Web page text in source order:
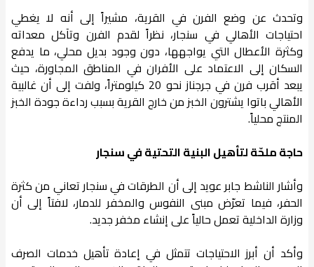
وتحدث عن وضع الفرن في القرية، مشيراً إلى أنه لا يغطي
احتياجات الأهالي في سنجار، نظراً لقدم الفرن وتآكل معداته
وكثرة الأعطال التي يواجهها، دون وجود بديل محلي، ما يدفع
السكان إلى الاعتماد على الأفران في المناطق المجاورة، حيث
يبعد أقرب فرن في جرجناز نحو 20 كيلومتراً، ولفت إلى أن غالبية
الأهالي باتوا يشترون الخبز من خارج القرية بسبب رداءة جودة الخبز
المنتج محلياً.
حاجة ملحّة لتأهيل البنية التحتية في سنجار
وأشار الناشط جابر عويد إلى أن الطرقات في سنجار تعاني من كثرة
الحفر، فيما تعرّض مبنى النفوس والمخفر للدمار، لافتاً إلى أن
وزارة الداخلية تعمل حالياً على إنشاء مخفر جديد.
وأكد أن أبرز الاحتياجات تتمثل في إعادة تأهيل خدمات الصرف